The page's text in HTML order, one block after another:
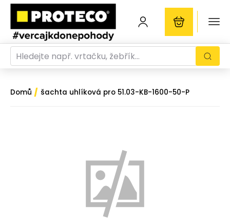
Domů / šachta uhlíková pro 51.03-KB-1600-50-P